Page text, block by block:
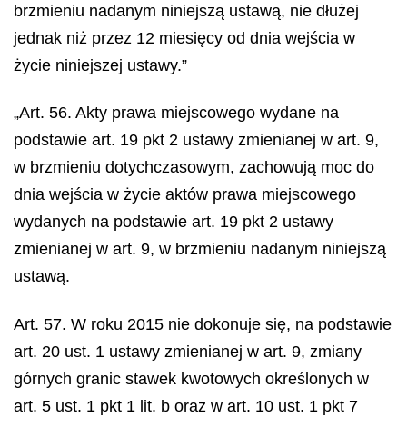
brzmieniu nadanym niniejszą ustawą, nie dłużej
jednak niż przez 12 miesięcy od dnia wejścia w
życie niniejszej ustawy.”
„Art. 56. Akty prawa miejscowego wydane na
podstawie art. 19 pkt 2 ustawy zmienianej w art. 9,
w brzmieniu dotychczasowym, zachowują moc do
dnia wejścia w życie aktów prawa miejscowego
wydanych na podstawie art. 19 pkt 2 ustawy
zmienianej w art. 9, w brzmieniu nadanym niniejszą
ustawą.
Art. 57. W roku 2015 nie dokonuje się, na podstawie
art. 20 ust. 1 ustawy zmienianej w art. 9, zmiany
górnych granic stawek kwotowych określonych w
art. 5 ust. 1 pkt 1 lit. b oraz w art. 10 ust. 1 pkt 7